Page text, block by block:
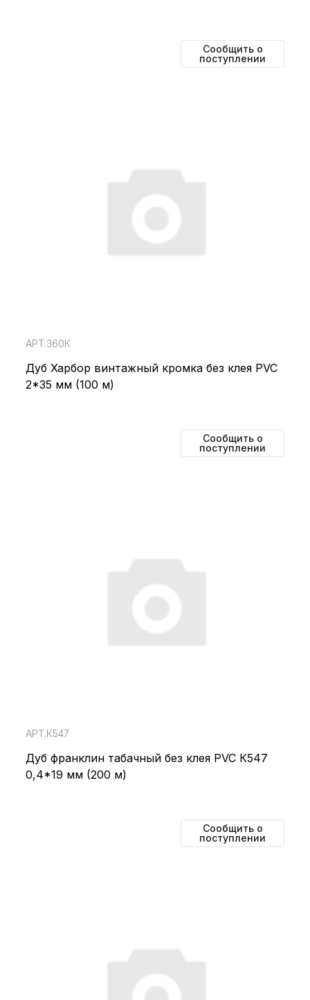
Сообщить о
поступлении
АРТ.360К
Дуб Харбор винтажный кромка без клея PVC
2*35 мм (100 м)
Сообщить о
поступлении
АРТ.К547
Дуб франклин табачный без клея PVC К547
0,4*19 мм (200 м)
Сообщить о
поступлении